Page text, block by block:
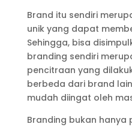
Brand itu sendiri
unik yang dapat
Sehingga, bisa
branding sendiri
pencitraan yang
berbeda dari brand
mudah diingat oleh
Branding bukan hanya